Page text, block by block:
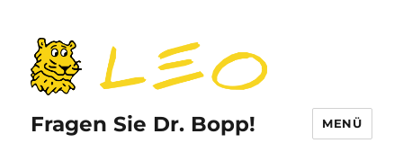
Fragen Sie Dr. Bopp! MENÜ